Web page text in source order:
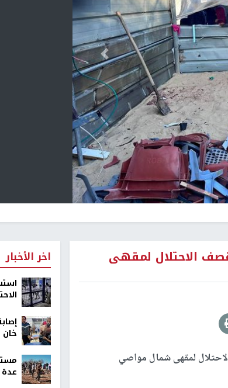
التالي
آثار قصف الاحتلال لمقهى
قصف الاحتلال لمقهى شمال مواصي
اخر الأخبار